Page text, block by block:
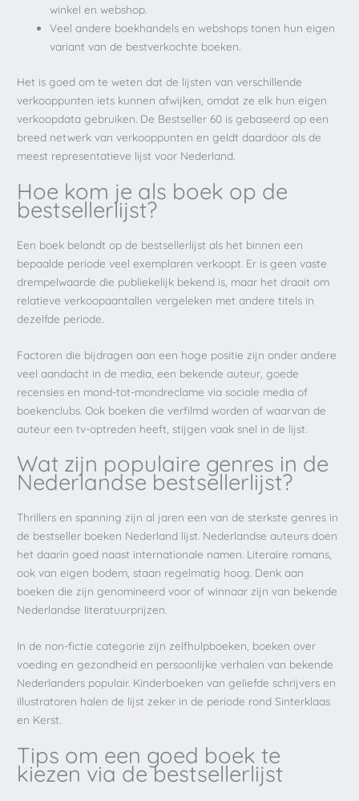
winkel en webshop.
Veel andere boekhandels en webshops tonen hun eigen
variant van de bestverkochte boeken.
Het is goed om te weten dat de lijsten van verschillende
verkooppunten iets kunnen afwijken, omdat ze elk hun eigen
verkoopdata gebruiken. De Bestseller 60 is gebaseerd op een
breed netwerk van verkooppunten en geldt daardoor als de
meest representatieve lijst voor Nederland.
Hoe kom je als boek op de
bestsellerlijst?
Een boek belandt op de bestsellerlijst als het binnen een
bepaalde periode veel exemplaren verkoopt. Er is geen vaste
drempelwaarde die publiekelijk bekend is, maar het draait om
relatieve verkoopaantallen vergeleken met andere titels in
dezelfde periode.
Factoren die bijdragen aan een hoge positie zijn onder andere
veel aandacht in de media, een bekende auteur, goede
recensies en mond-tot-mondreclame via sociale media of
boekenclubs. Ook boeken die verfilmd worden of waarvan de
auteur een tv-optreden heeft, stijgen vaak snel in de lijst.
Wat zijn populaire genres in de
Nederlandse bestsellerlijst?
Thrillers en spanning zijn al jaren een van de sterkste genres in
de bestseller boeken Nederland lijst. Nederlandse auteurs doen
het daarin goed naast internationale namen. Literaire romans,
ook van eigen bodem, staan regelmatig hoog. Denk aan
boeken die zijn genomineerd voor of winnaar zijn van bekende
Nederlandse literatuurprijzen.
In de non-fictie categorie zijn zelfhulpboeken, boeken over
voeding en gezondheid en persoonlijke verhalen van bekende
Nederlanders populair. Kinderboeken van geliefde schrijvers en
illustratoren halen de lijst zeker in de periode rond Sinterklaas
en Kerst.
Tips om een goed boek te
kiezen via de bestsellerlijst